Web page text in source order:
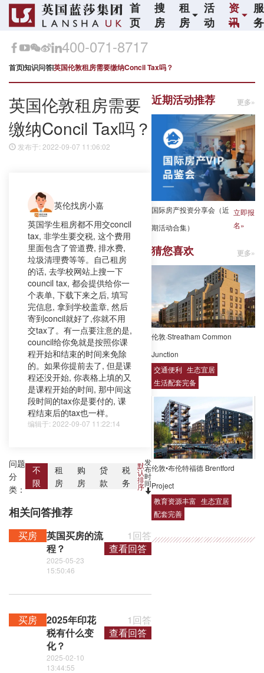
首
页
搜
房
租
房
活
动
资
讯
服
务
400-071-8717
首页知识问答英国伦敦租房需要缴纳Concil Tax吗？
英国伦敦租房需要
缴纳Concil Tax吗？
发布于: 2022-09-07 11:06:02
英伦找房小嘉
英国学生租房都不用交concil
tax, 非学生要交税, 这个费用
里面包含了管道费, 排水费,
垃圾清理费等等。自己租房
的话, 去学校网站上搜一下
council tax, 都会提供给你一
个表单, 下载下来之后, 填写
完信息, 拿到学校盖章, 然后
寄到concil就好了,你就不用
交tax了。有一点要注意的是,
council给你免就是按照你课
程开始和结束的时间来免除
的。如果你提前去了, 但是课
程还没开始, 你表格上填的又
是课程开始的时间, 那中间这
段时间的tax你是要付的, 课
程结束后的tax也一样。
编辑于: 2022-09-07 11:22:14
问题
分
类：
不
限
租
房
购
房
贷
款
税
务
默
认
排
序
发
布
时
间
相关问答推荐
买房
英国买房的流
程？
2025-05-23
15:50:46
1回答
查看回答
买房
2025年印花
税有什么变
化？
2025-02-10
13:44:55
1回答
查看回答
近期活动推荐 更多»
国际房产投资分享会（近
期活动合集）
立即报
名»
猜您喜欢 更多»
伦敦·Streatham Common
Junction
交通便利 生态宜居
生活配套完备
伦敦•布伦特福德 Brentford
Project
教育资源丰富 生态宜居
配套完善